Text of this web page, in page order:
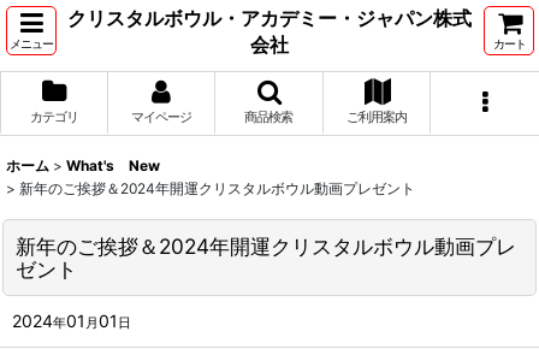
メニュー
クリスタルボウル・アカデミー・ジャパン株式
会社
カート
カテゴリ マイページ 商品検索 ご利用案内
ホーム > What's New
> 新年のご挨拶＆2024年開運クリスタルボウル動画プレゼント
新年のご挨拶＆2024年開運クリスタルボウル動画プレ
ゼント
2024年01 月01 日